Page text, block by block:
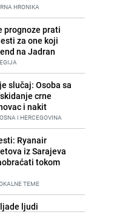
vode u dijelu
u kontrole,
I HERCEGOVINA
Pogledajte
tri metra koju su
mora
HRONIKA
prognoze prati
za one koji
na Jadran
slučaj: Osoba sa
crne
i nakit
I HERCEGOVINA
Ryanair
iz Sarajeva
tokom
TEME
ljudi